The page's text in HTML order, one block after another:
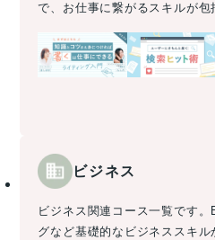
で、お仕事に繋がるスキルが包
ビジネス
ビジネス関連コース一覧です
グなど基礎的なビジネススキ